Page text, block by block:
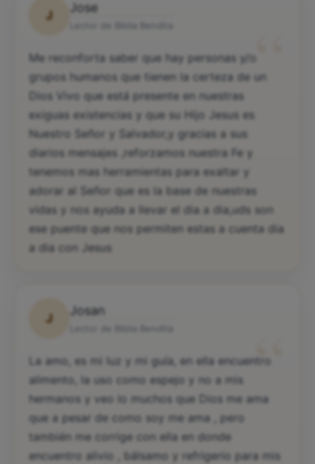
J
Jose
“
Me reconforta saber que hay personas y/o
grupos humanos que tienen la certeza de un
Dios Vivo que está presente en nuestras
exiguas existencias y que su Hijo Jesus es
Nuestro Señor y Salvador,y gracias a sus
diarios mensajes ,reforzamos nuestra Fe y
tenemos mas herramientas para exaltar y
adorar al Señor que es la base de nuestras
vidas y nos ayuda a llevar el dia a dia,uds son
ese puente que nos permiten estas a cuenta dia
a dia con Jesus
J
Josan
“
La amo, es mi luz y mi guía, en ella encuentro
alimento, la uso como espejo y no a mis
hermanos y veo lo muchos que Dios me ama
que a pesar de como soy me ama , pero
también me corrige con ella en donde
encuentro alivio , bálsamo y refrigerio para mis